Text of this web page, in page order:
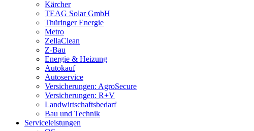
Kärcher
TEAG Solar GmbH
Thüringer Energie
Metro
ZellaClean
Z-Bau
Energie & Heizung
Autokauf
Autoservice
Versicherungen: AgroSecure
Versicherungen: R+V
Landwirtschaftsbedarf
Bau und Technik
Service­­leistungen